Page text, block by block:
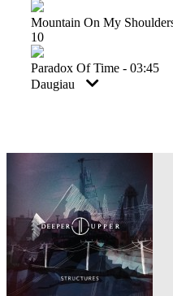
Mountain On My
10
Paradox Of Time - 03:45
Daugiau